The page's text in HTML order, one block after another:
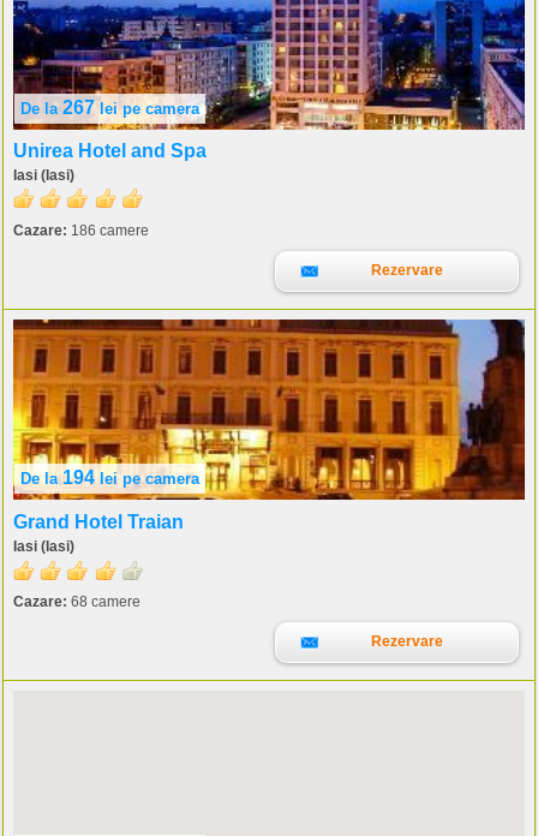
De la 267 leipe camera
Unirea Hotel and Spa
Iasi (Iasi)
Cazare: 186 camere
Rezervare
De la194 lei pe camera
Grand Hotel Traian
Iasi (Iasi)
Cazare: 68 camere
Rezervare